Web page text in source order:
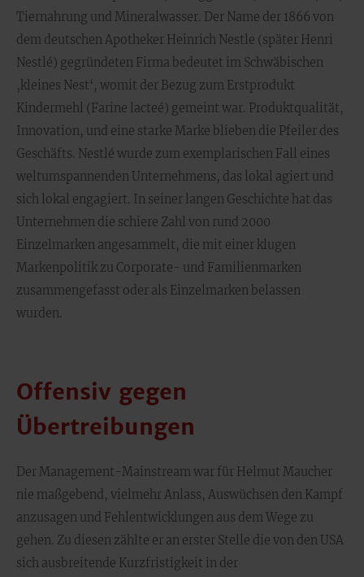
Tiernahrung und Mineralwasser. Der Name der 1866 von
dem deutschen Apotheker Heinrich Nestle (später Henri
Nestlé) gegründeten Firma bedeutet im Schwäbischen
‚kleines Nest‘, womit der Bezug zum Erstprodukt
Kindermehl (Farine lacteé) gemeint war. Produktqualität,
Innovation, und eine starke Marke blieben die Pfeiler des
Geschäfts. Nestlé wurde zum exemplarischen Fall eines
weltumspannenden Unternehmens, das lokal agiert und
sich lokal engagiert. In seiner langen Geschichte hat das
Unternehmen die schiere Zahl von rund 2000
Einzelmarken angesammelt, die mit einer klugen
Markenpolitik zu Corporate- und Familienmarken
zusammengefasst oder als Einzelmarken belassen
wurden.
Offensiv gegen
Übertreibungen
Der Management-Mainstream war für Helmut Maucher
nie maßgebend, vielmehr Anlass, Auswüchsen den Kampf
anzusagen und Fehlentwicklungen aus dem Wege zu
gehen. Zu diesen zählte er an erster Stelle die von den USA
sich ausbreitende Kurzfristigkeit in der